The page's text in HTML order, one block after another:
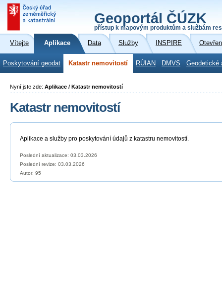
Geoportál ČÚZK
přístup k mapovým produktům a službám
Vítejte Aplikace Data Služby INSPIRE
Poskytování geodat Katastr nemovitostí RÚIAN DMVS Geodetické
Nyní jste zde: Aplikace / Katastr nemovitostí
Katastr nemovitostí
Aplikace a služby pro poskytování údajů z katastru nemovitostí.
Poslední aktualizace: 03.03.2026
Poslední revize: 03.03.2026
Autor: 95